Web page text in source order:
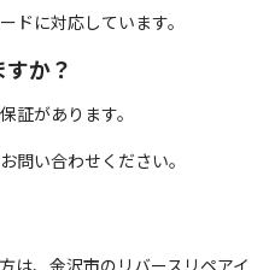
ドに対応しています。
か？
証があります。
問い合わせください。